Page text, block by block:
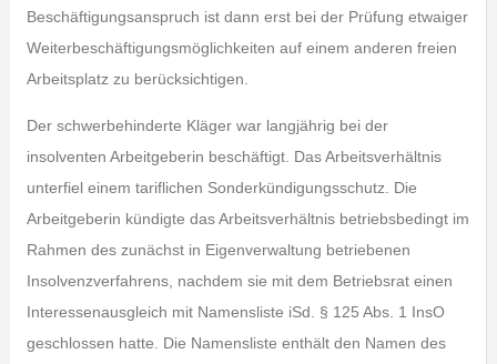
Beschäftigungsanspruch ist dann erst bei der Prüfung etwaiger
Weiterbeschäftigungsmöglichkeiten auf einem anderen freien
Arbeitsplatz zu berücksichtigen.
Der schwerbehinderte Kläger war langjährig bei der
insolventen Arbeitgeberin beschäftigt. Das Arbeitsverhältnis
unterfiel einem tariflichen Sonderkündigungsschutz. Die
Arbeitgeberin kündigte das Arbeitsverhältnis betriebsbedingt im
Rahmen des zunächst in Eigenverwaltung betriebenen
Insolvenzverfahrens, nachdem sie mit dem Betriebsrat einen
Interessenausgleich mit Namensliste iSd. § 125 Abs. 1 InsO
geschlossen hatte. Die Namensliste enthält den Namen des